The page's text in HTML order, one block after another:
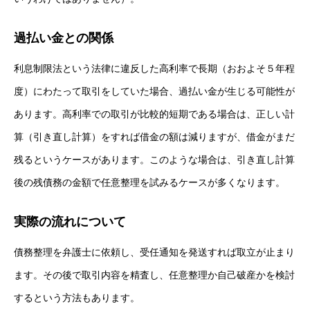
ホーム
無料相談のご予約
アクセス
お客様からの声
お問い合わせ プライバシーポリシー
過払い金との関係
利息制限法という法律に違反した高利率で長期（おおよそ５年程
度）にわたって取引をしていた場合、過払い金が生じる可能性が
あります。高利率での取引が比較的短期である場合は、正しい計
算（引き直し計算）をすれば借金の額は減りますが、借金がまだ
残るというケースがあります。このような場合は、引き直し計算
後の残債務の金額で任意整理を試みるケースが多くなります。
実際の流れについて
債務整理を弁護士に依頼し、受任通知を発送すれば取立が止まり
ます。その後で取引内容を精査し、任意整理か自己破産かを検討
するという方法もあります。